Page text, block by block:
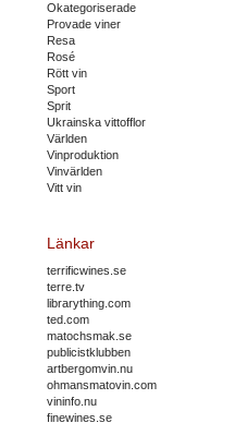
Okategoriserade
Provade viner
Resa
Rosé
Rött vin
Sport
Sprit
Ukrainska vittofflor
Världen
Vinproduktion
Vinvärlden
Vitt vin
Länkar
terrificwines.se
terre.tv
librarything.com
ted.com
matochsmak.se
publicistklubben
artbergomvin.nu
ohmansmatovin.com
vininfo.nu
finewines.se